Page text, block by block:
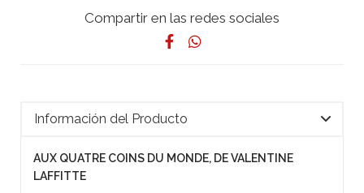
Compartir en las redes sociales
Información del Producto
AUX QUATRE COINS DU MONDE, DE VALENTINE
LAFFITTE